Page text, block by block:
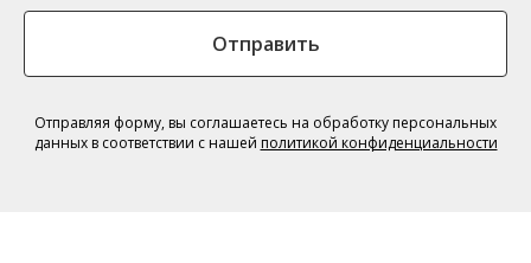
Отправить
Отправляя форму, вы соглашаетесь на обработку персональных
данных в соответствии с нашей политикой конфиденциальности